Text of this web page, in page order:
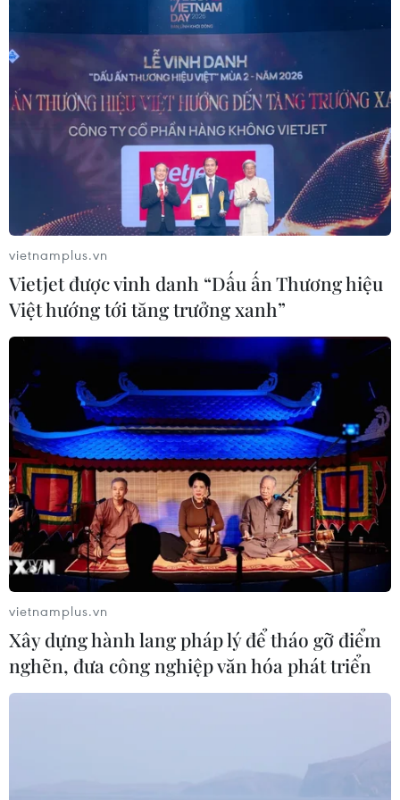
Hàng nghìn người tham dự đại nhạc
hội "Eo Gió - Vũ điệu biển xanh"
11/07/2026 15:41
Chương trình hòa nhạc 'The
Symphony of Time' hội tụ ba nghệ sỹ
opera quốc tế
10/07/2026 15:34
Giọng ca 17 tuổi của Việt Nam giành
giải Vàng tại Liên hoan Nghệ thuật
châu Á 2026
09/07/2026 04:11
Chile để ngỏ khả năng tổ chức
concert BTS
08/07/2026 23:22
Hòa nhạc “Crescendo - Giao hưởng
kết nối” lan tỏa tinh thần giao lưu
văn hóa
04/07/2026 23:37
vietnamplus.vn
Vietjet được vinh danh “Dấu ấn Thương hiệu
Việt hướng tới tăng trưởng xanh”
vietnamplus.vn
Xây dựng hành lang pháp lý để tháo gỡ điểm
nghẽn, đưa công nghiệp văn hóa phát triển